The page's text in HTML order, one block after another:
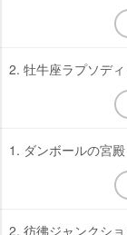
2. 牡牛座ラプソデ
1. ダンボールの宮
2. 彷彿ジャンクシ